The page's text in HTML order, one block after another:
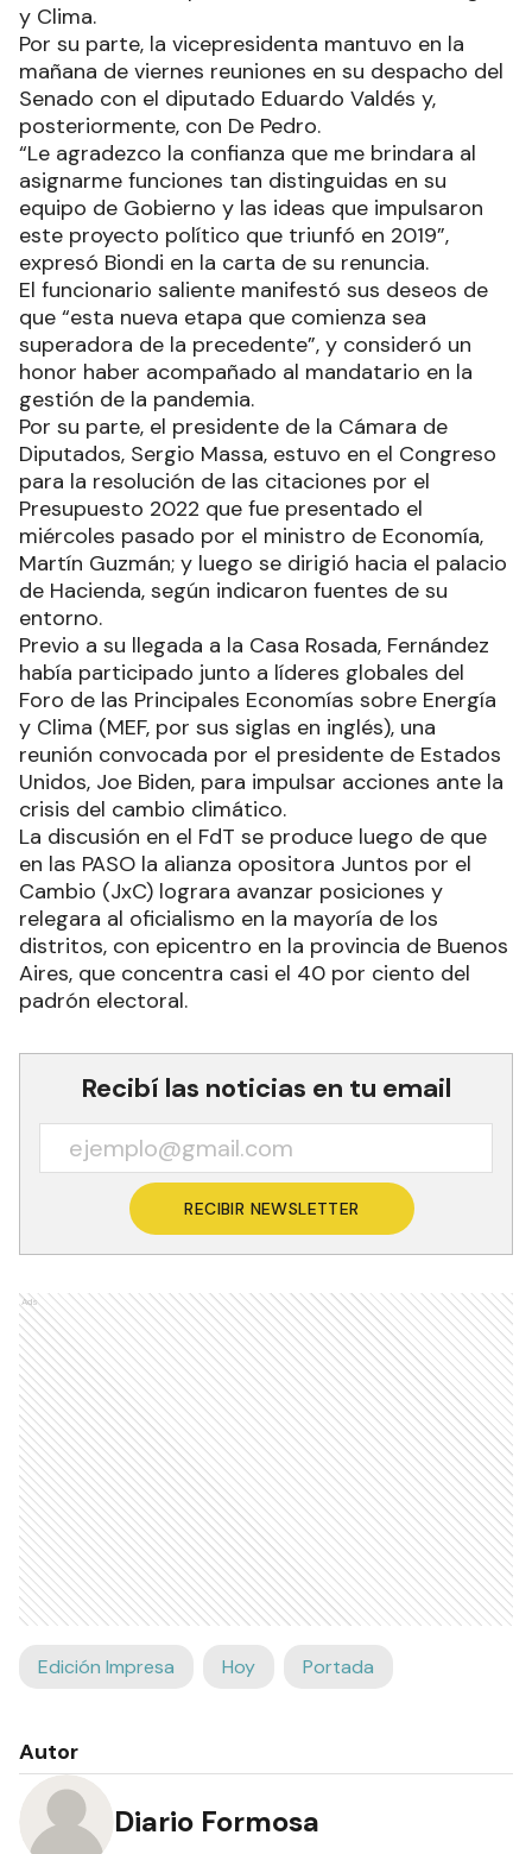
y Clima.
Por su parte, la vicepresidenta mantuvo en la
mañana de viernes reuniones en su despacho del
Senado con el diputado Eduardo Valdés y,
posteriormente, con De Pedro.
“Le agradezco la confianza que me brindara al
asignarme funciones tan distinguidas en su
equipo de Gobierno y las ideas que impulsaron
este proyecto político que triunfó en 2019”,
expresó Biondi en la carta de su renuncia.
El funcionario saliente manifestó sus deseos de
que “esta nueva etapa que comienza sea
superadora de la precedente”, y consideró un
honor haber acompañado al mandatario en la
gestión de la pandemia.
Por su parte, el presidente de la Cámara de
Diputados, Sergio Massa, estuvo en el Congreso
para la resolución de las citaciones por el
Presupuesto 2022 que fue presentado el
miércoles pasado por el ministro de Economía,
Martín Guzmán; y luego se dirigió hacia el palacio
de Hacienda, según indicaron fuentes de su
entorno.
Previo a su llegada a la Casa Rosada, Fernández
había participado junto a líderes globales del
Foro de las Principales Economías sobre Energía
y Clima (MEF, por sus siglas en inglés), una
reunión convocada por el presidente de Estados
Unidos, Joe Biden, para impulsar acciones ante la
crisis del cambio climático.
La discusión en el FdT se produce luego de que
en las PASO la alianza opositora Juntos por el
Cambio (JxC) lograra avanzar posiciones y
relegara al oficialismo en la mayoría de los
distritos, con epicentro en la provincia de Buenos
Aires, que concentra casi el 40 por ciento del
padrón electoral.
Recibí las noticias en tu email
RECIBIR NEWSLETTER
Ads
Edición Impresa Hoy Portada
Autor
Diario Formosa